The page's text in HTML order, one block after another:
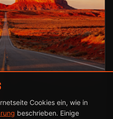
Cookies ein, wie in
beschrieben. Einige